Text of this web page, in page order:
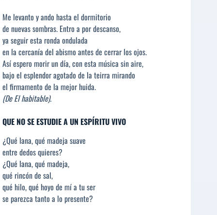
Me levanto y ando hasta el dormitorio
de nuevas sombras. Entro a por descanso,
ya seguir esta ronda ondulada
en la cercanía del abismo antes de cerrar los ojos.
Así espero morir un día, con esta música sin aire,
bajo el esplendor agotado de la teirra mirando
el firmamento de la mejor huida.
(De El habitable).
QUE NO SE ESTUDIE A UN ESPÍRITU VIVO
¿Qué lana, qué madeja suave
entre dedos quieres?
¿Qué lana, qué madeja,
qué rincón de sal,
qué hilo, qué hoyo de mí a tu ser
se parezca tanto a lo presente?